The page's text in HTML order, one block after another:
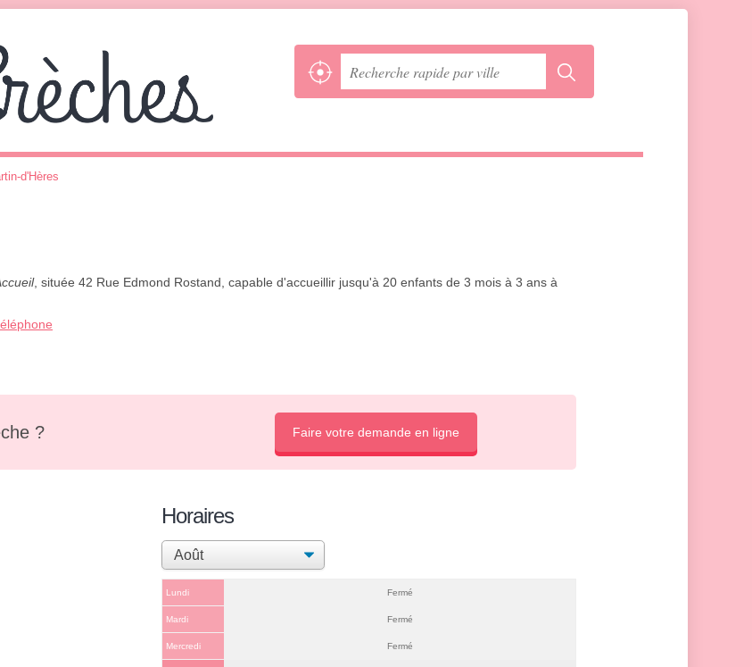
d'Hères
, située 42 Rue Edmond Rostand, capable d'accueillir jusqu'à 20 enfants de 3 mois à 3 ans à
? Faire votre demande en ligne
Horaires
Lundi Fermé
Mardi Fermé
Mercredi Fermé